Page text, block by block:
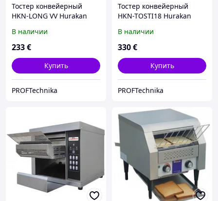
Тостер конвейерный
HKN-LONG VV Hurakan
В наличии
233€
Купить
PROFTechnika
Тостер конвейерный
HKN-TOSTI18 Hurakan
В наличии
330€
Купить
PROFTechnika